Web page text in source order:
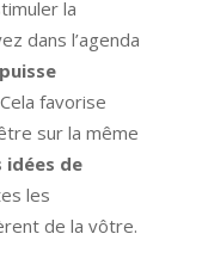
la
dans l’agenda
favorise
sur la même
idées de
les
de la vôtre.